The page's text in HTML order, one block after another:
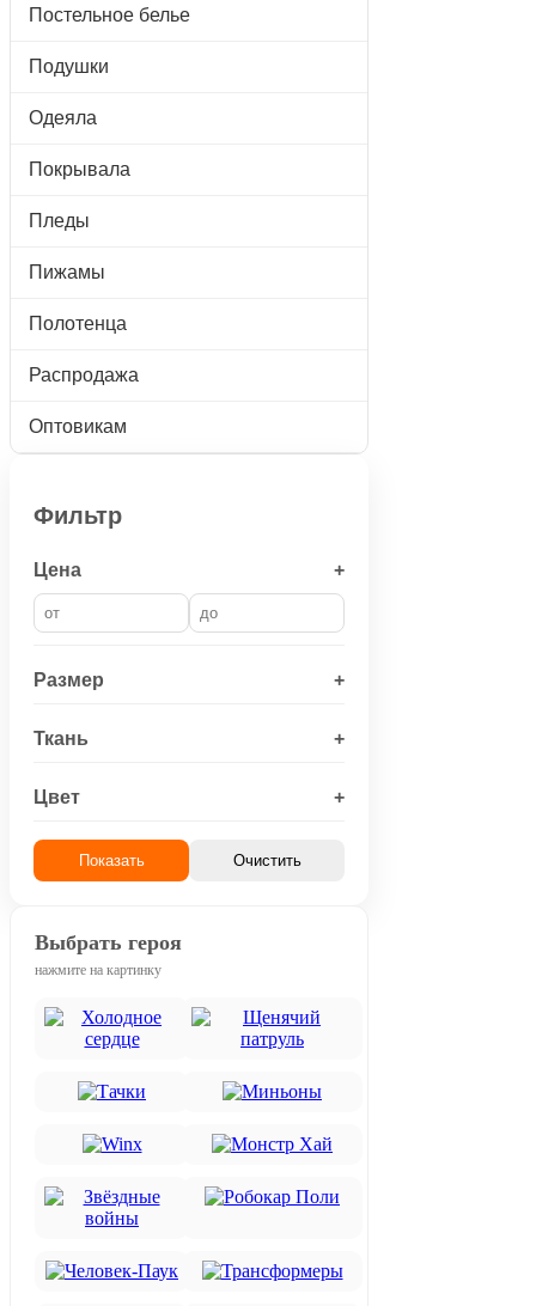
Постельное белье
Подушки
Одеяла
Покрывала
Пледы
Пижамы
Полотенца
Распродажа
Оптовикам
Фильтр
Цена +
Размер +
Ткань +
Цвет +
Показать Очистить
Выбрать героя
нажмите на картинку